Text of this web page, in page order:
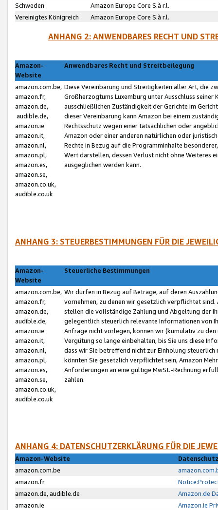
Schweden
Amazon Europe Core S.à r.l.
Vereinigtes Königreich
Amazon Europe Core S.à r.l.
ANHANG 2: ANWENDBARES RECHT UND
Amazon-
Website
Anwendbares Recht und Streitbeilegung
amazon.com.be,
amazon.fr,
amazon.de,
audible.de,
amazon.ie
amazon.it,
amazon.nl,
amazon.pl,
amazon.es,
amazon.se,
amazon.co.uk,
audible.co.uk
Diese Vereinbarung und Streitigkeiten aller Art, die
Großherzogtums Luxemburg unter Ausschluss
ausschließlichen Zuständigkeit der Gerichte im
dieser Vereinbarung kann Amazon bei einem
Rechtsschutz wegen einer tatsächlichen oder
Amazon oder einer anderen natürlichen oder
Rechte in Bezug auf die Programminhalte
Wert darstellen, dessen Verlust nicht ohne Weiteres
ausgeglichen werden kann.
ANHANG 3: STEUERBESTIMMUNGEN FÜR DIE
Amazon-
Website
Steuerliche Bestimmungen
amazon.com.be,
amazon.fr,
amazon.de,
audible.de,
amazon.ie
amazon.it,
amazon.nl,
amazon.pl,
amazon.es,
amazon.se,
amazon.co.uk,
audible.co.uk
Wir dürfen in Bezug auf Beträge, auf deren
vornehmen, zu denen wir gesetzlich verpflichtet
stellen die vollständige Zahlung und Abgeltung der
gelegentlich steuerlich relevante Informationen von
Anfrage nicht vorlegen, können wir (kumulativ zu
Vergütung so lange einbehalten, bis Sie uns diese
dass wir Sie betreffend nicht zur Einholung
könnten Sie gesetzlich verpflichtet sein, Amazon
Anforderungen an eine gültige MwSt.-Rechnung
zahlen.
ANHANG 4: DATENSCHUTZERKLÄRUNG FÜR DIE
Amazon-Website
amazon.com.be
amazon.fr
amazon.de, audible.de
Amazon.de
amazon.ie
Amazon.ie